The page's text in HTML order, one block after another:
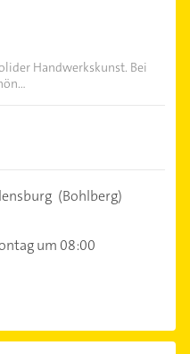
Handwerkskunst. Bei
(Bohlberg)
um 08:00